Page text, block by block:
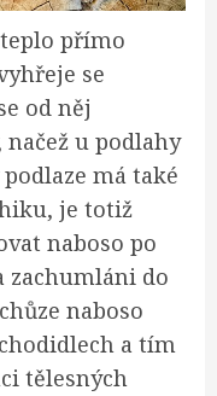
přímo
se
od něj
u podlahy
má také
je totiž
naboso po
zachumláni do
naboso
a tím
tělesných